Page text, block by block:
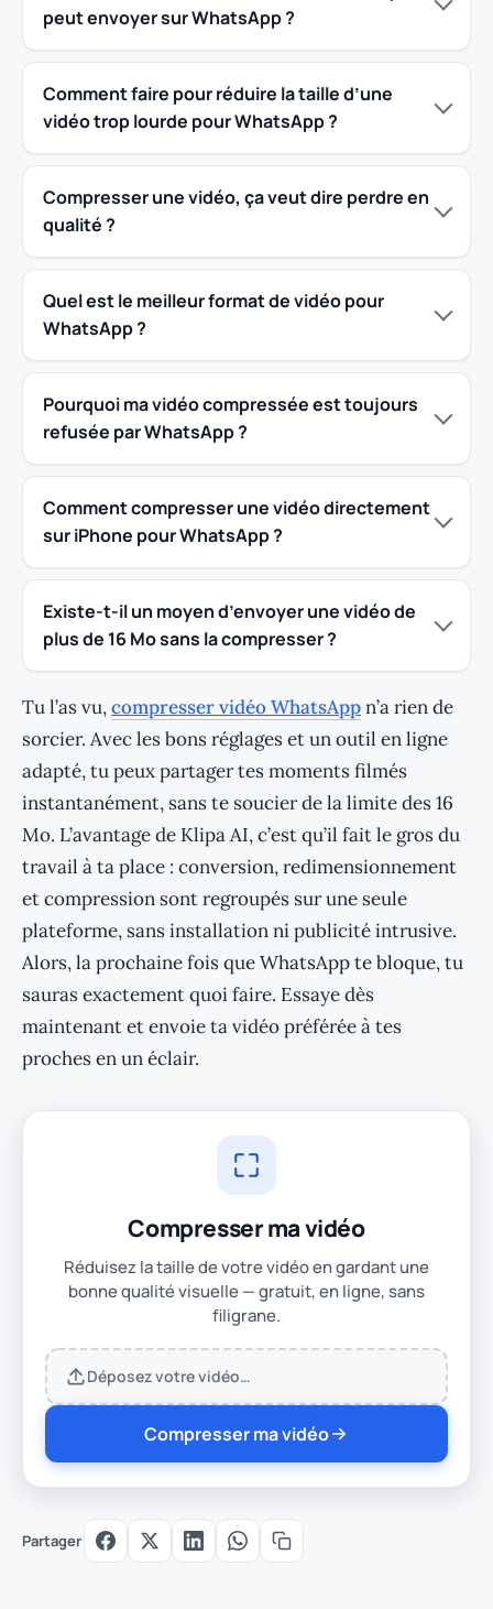
Partager
peut envoyer sur WhatsApp ?
Comment faire pour réduire la taille d’une
vidéo trop lourde pour WhatsApp ?
Compresser une vidéo, ça veut dire perdre en
qualité ?
Quel est le meilleur format de vidéo pour
WhatsApp ?
Pourquoi ma vidéo compressée est toujours
refusée par WhatsApp ?
Comment compresser une vidéo directement
sur iPhone pour WhatsApp ?
Existe-t-il un moyen d’envoyer une vidéo de
plus de 16 Mo sans la compresser ?
Tu l’as vu,compresser vidéo WhatsAppn’a rien de
sorcier. Avec les bons réglages et un outil en ligne
adapté, tu peux partager tes moments filmés
instantanément, sans te soucier de la limite des 16
Mo. L’avantage de Klipa AI, c’est qu’il fait le gros du
travail à ta place : conversion, redimensionnement
et compression sont regroupés sur une seule
plateforme, sans installation ni publicité intrusive.
Alors, la prochaine fois que WhatsApp te bloque, tu
sauras exactement quoi faire. Essaye dès
maintenant et envoie ta vidéo préférée à tes
proches en un éclair.
Compresser ma vidéo
Réduisez la taille de votre vidéo en gardant une
bonne qualité visuelle — gratuit, en ligne, sans
filigrane.
Déposez votre vidéo…
Compresser ma vidéo